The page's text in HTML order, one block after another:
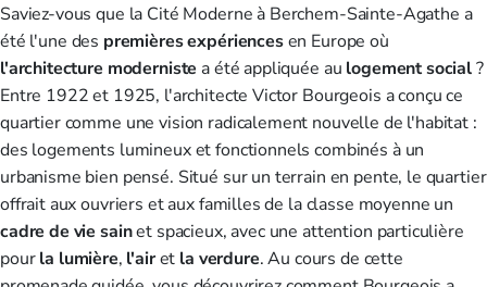
Saviez-vous que la Cité Moderne à Berchem-Sainte-Agathe a
été l'une des premières expériencesen Europe où
l'architecture moderniste a été appliquée au logement social?
Entre 1922 et 1925, l'architecte Victor Bourgeois a conçu ce
quartier comme une vision radicalement nouvelle de l'habitat :
des logements lumineux et fonctionnels combinés à un
urbanisme bien pensé. Situé sur un terrain en pente, le quartier
offrait aux ouvriers et aux familles de la classe moyenne un
cadre de vie sainet spacieux, avec une attention particulière
pourla lumière, l'airet la verdure. Au cours de cette